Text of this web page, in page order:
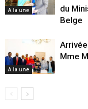
A la une
du
Belge
A la une
Mme